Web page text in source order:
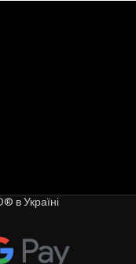
в Україні